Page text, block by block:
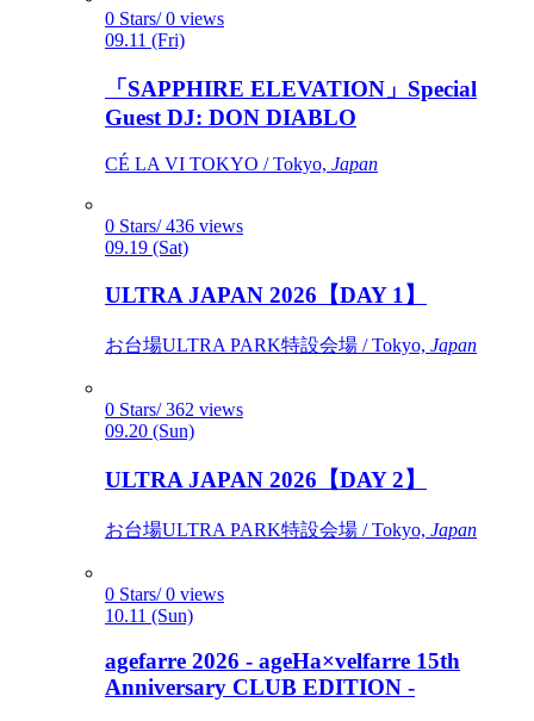
0 Stars/ 0 views
09.11 (Fri)
「SAPPHIRE ELEVATION」Special
Guest DJ: DON DIABLO
CÉ LA VI TOKYO / Tokyo, Japan
0 Stars/ 436 views
09.19 (Sat)
ULTRA JAPAN 2026【DAY 1】
お台場ULTRA PARK特設会場 / Tokyo, Japan
0 Stars/ 362 views
09.20 (Sun)
ULTRA JAPAN 2026【DAY 2】
お台場ULTRA PARK特設会場 / Tokyo, Japan
0 Stars/ 0 views
10.11 (Sun)
agefarre 2026 - ageHa×velfarre 15th
Anniversary CLUB EDITION -